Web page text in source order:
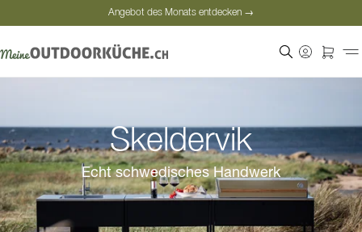
Angebot des Monats entdecken →
Skeldervik
Echt schwedisches Handwerk